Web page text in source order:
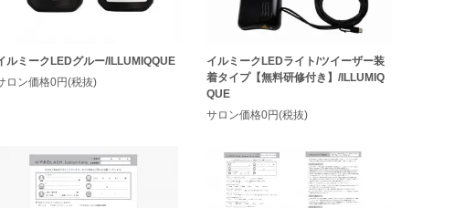
ルミークLEDグルー/ILLUMIQQUE
ロン価格0円(税抜)
イルミークLEDライト/ツイーザー装
着タイプ【無料研修付き】/ILLUMIQ
QUE
サロン価格0円(税抜)